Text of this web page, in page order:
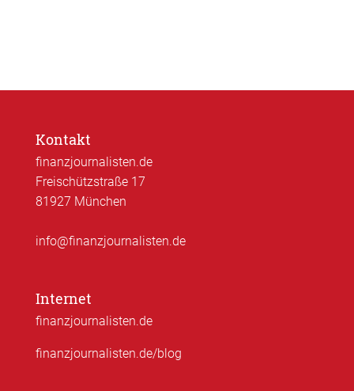
Kontakt
finanzjournalisten.de
Freischützstraße 17
81927 München
info@finanzjournalisten.de
Internet
finanzjournalisten.de
finanzjournalisten.de/blog